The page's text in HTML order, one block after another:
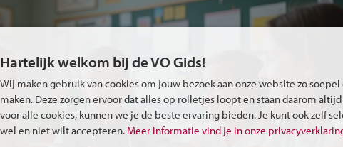
Hartelijk welkom bij de VO Gids!
Wij maken gebruik van cookies om jouw bezoek aan onze website zo
maken. Deze zorgen ervoor dat alles op rolletjes loopt en staan daarom
voor alle cookies, kunnen we je de beste ervaring bieden. Je kunt ook zelf
wel en niet wilt accepteren. Meer informatie vind je in onze